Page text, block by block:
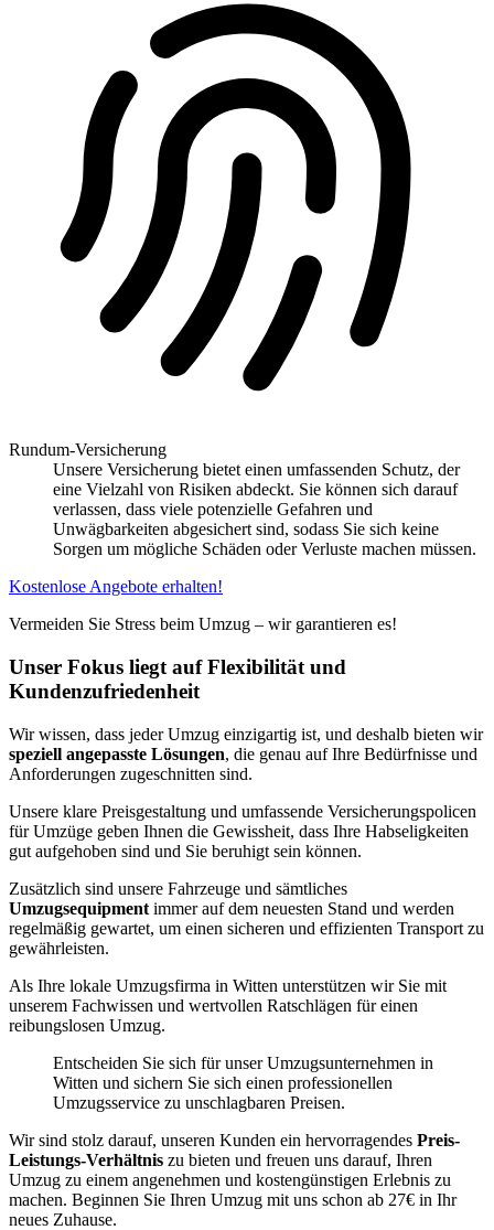
Rundum-Versicherung
Unsere Versicherung bietet einen umfassenden Schutz, der
eine Vielzahl von Risiken abdeckt. Sie können sich darauf
verlassen, dass viele potenzielle Gefahren und
Unwägbarkeiten abgesichert sind, sodass Sie sich keine
Sorgen um mögliche Schäden oder Verluste machen müssen.
Kostenlose Angebote erhalten!
Vermeiden Sie Stress beim Umzug – wir garantieren es!
Unser Fokus liegt auf Flexibilität und
Kundenzufriedenheit
Wir wissen, dass jeder Umzug einzigartig ist, und deshalb bieten wir
speziell angepasste Lösungen, die genau auf Ihre Bedürfnisse und
Anforderungen zugeschnitten sind.
Unsere klare Preisgestaltung und umfassende Versicherungspolicen
für Umzüge geben Ihnen die Gewissheit, dass Ihre Habseligkeiten
gut aufgehoben sind und Sie beruhigt sein können.
Zusätzlich sind unsere Fahrzeuge und sämtliches
Umzugsequipment immer auf dem neuesten Stand und werden
regelmäßig gewartet, um einen sicheren und effizienten Transport zu
gewährleisten.
Als Ihre lokale Umzugsfirma in Witten unterstützen wir Sie mit
unserem Fachwissen und wertvollen Ratschlägen für einen
reibungslosen Umzug.
Entscheiden Sie sich für unser Umzugsunternehmen in
Witten und sichern Sie sich einen professionellen
Umzugsservice zu unschlagbaren Preisen.
Wir sind stolz darauf, unseren Kunden ein hervorragendes Preis-
Leistungs-Verhältnis zu bieten und freuen uns darauf, Ihren
Umzug zu einem angenehmen und kostengünstigen Erlebnis zu
machen. Beginnen Sie Ihren Umzug mit uns schon ab 27€ in Ihr
neues Zuhause.